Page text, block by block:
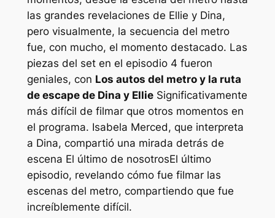
las grandes revelaciones de Ellie y Dina,
pero visualmente, la secuencia del metro
fue, con mucho, el momento destacado. Las
piezas del set en el episodio 4 fueron
geniales, con Los autos del metro y la ruta
de escape de Dina y EllieSignificativamente
más difícil de filmar que otros momentos en
el programa. Isabela Merced, que interpreta
a Dina, compartió una mirada detrás de
escena El último de nosotrosEl último
episodio, revelando cómo fue filmar las
escenas del metro, compartiendo que fue
increíblemente difícil.